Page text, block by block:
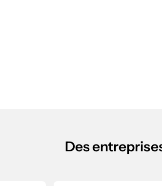
Des